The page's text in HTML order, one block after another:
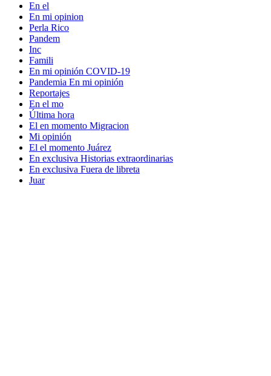
En el
En mi opinion
Perla Rico
Pandem
Inc
Famili
En mi opinión COVID-19
Pandemia En mi opinión
Reportajes
En el mo
Última hora
El en momento Migracion
Mi opinión
El el momento Juárez
En exclusiva Historias extraordinarias
En exclusiva Fuera de libreta
Juar